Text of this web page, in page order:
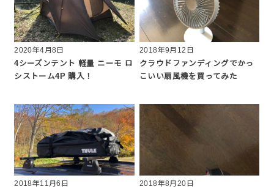
2020年4月8日
4シーズンテント 軽量 ニーモ ロ
シストーム4P 購入！
2018年9月12日
クラウドファンディングでかっ
こいい扇風機を買ってみた
2018年11月6日
2018年8月20日